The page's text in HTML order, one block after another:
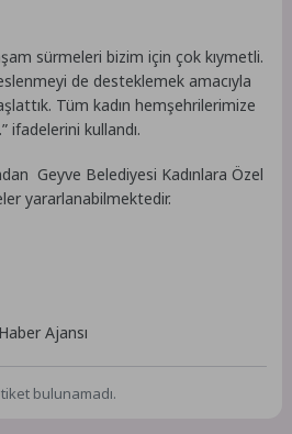
sürmeleri bizim için çok kıymetli.
de desteklemek amacıyla
Tüm kadın hemşehrilerimize
ifadelerini kullandı.
Geyve Belediyesi Kadınlara Özel
yararlanabilmektedir.
Ajansı
bulunamadı.